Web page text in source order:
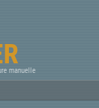
manuelle